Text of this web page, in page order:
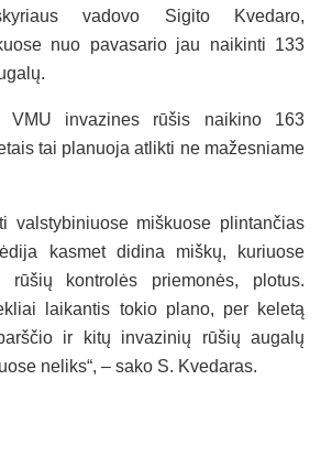
vadovo Sigito Kvedaro,
nuo pavasario jau naikinti 133
VMU invazines rūšis naikino 163
tai planuoja atlikti ne mažesniame
valstybiniuose miškuose plintančias
kasmet didina miškų, kuriuose
rūšių kontrolės priemonės, plotus.
laikantis tokio plano, per keletą
ir kitų invazinių rūšių augalų
neliks“, – sako S. Kvedaras.